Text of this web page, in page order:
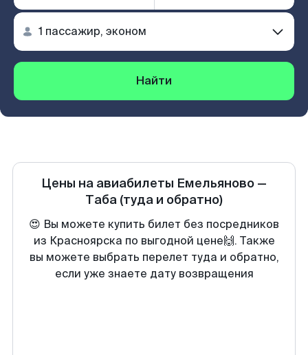
Найти
Цены на авиабилеты Емельяново —
Таба (туда и обратно)
😍 Вы можете купить билет без посредников
из Красноярска по выгодной цене🙌. Также
вы можете выбрать перелет туда и обратно,
если уже знаете дату возвращения